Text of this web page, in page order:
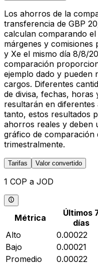
Los ahorros de la
transferencia de GBP
calculan comparando
márgenes y
y Xe el mismo día 8/8/
comparación
ejemplo dado y pueden
cargos. Diferentes
de divisa, fechas, horas
resultarán en
tanto, estos resultados
ahorros reales y deben
gráfico de comparación
trimestralmente.
Tarifas Valor convertido
1 COP a JOD
Métrica
Últimos
días
Alto
0.00022
Bajo
0.00021
Promedio
0.00022